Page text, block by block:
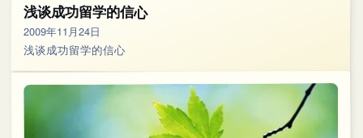
浅谈成功留学的信心
2009年11月24日
浅谈成功留学的信心